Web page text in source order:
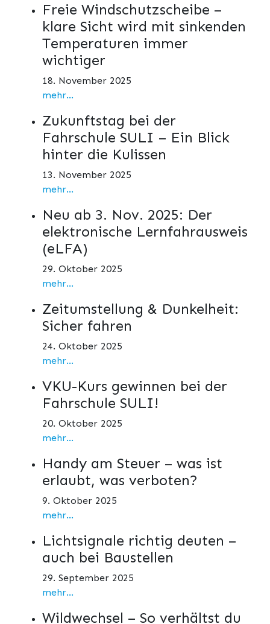
Freie Windschutzscheibe –
klare Sicht wird mit sinkenden
Temperaturen immer
wichtiger
18. November 2025
mehr...
Zukunftstag bei der
Fahrschule SULI – Ein Blick
hinter die Kulissen
13. November 2025
mehr...
Neu ab 3. Nov. 2025: Der
elektronische Lernfahrausweis
(eLFA)
29. Oktober 2025
mehr...
Zeitumstellung & Dunkelheit:
Sicher fahren
24. Oktober 2025
mehr...
VKU-Kurs gewinnen bei der
Fahrschule SULI!
20. Oktober 2025
mehr...
Handy am Steuer – was ist
erlaubt, was verboten?
9. Oktober 2025
mehr...
Lichtsignale richtig deuten –
auch bei Baustellen
29. September 2025
mehr...
Wildwechsel – So verhältst du